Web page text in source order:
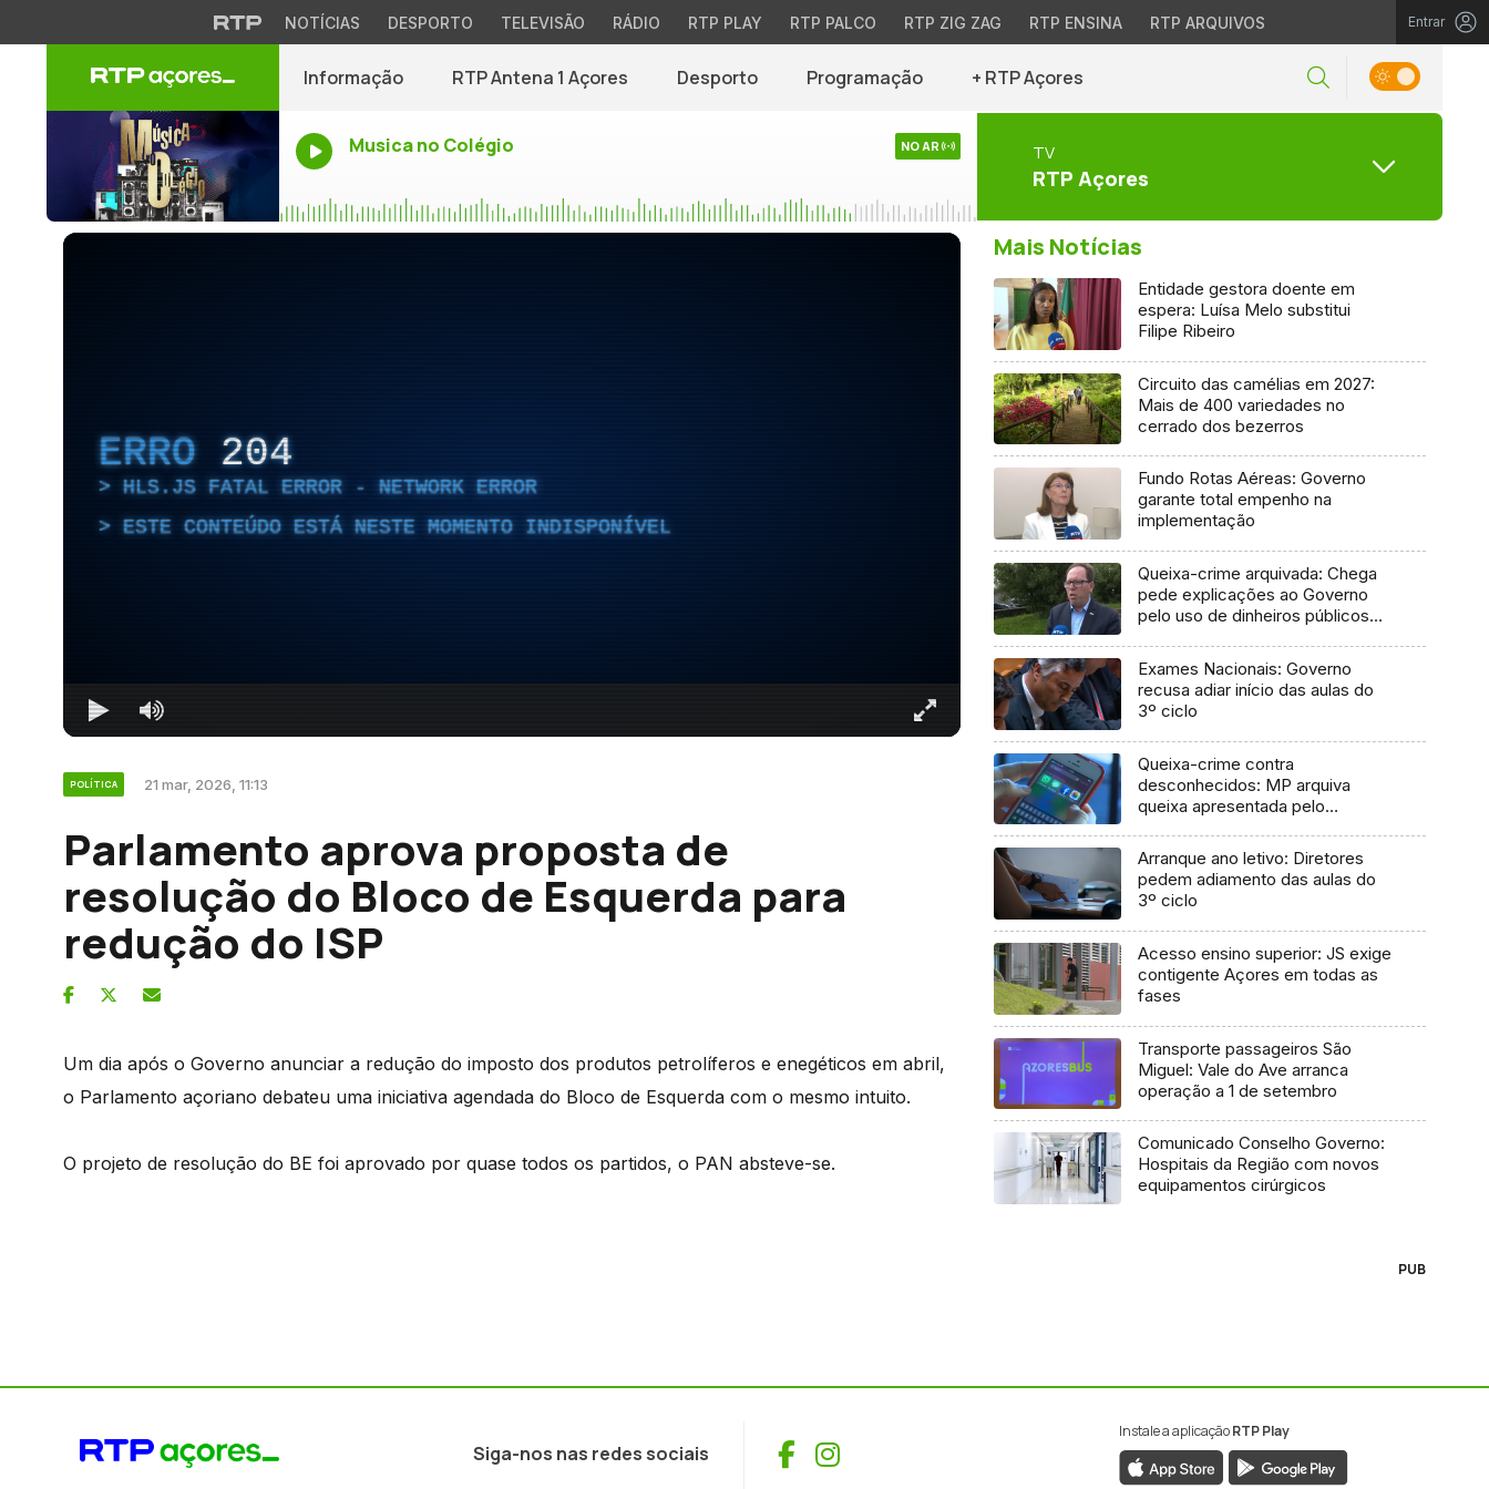
NOTÍCIAS DESPORTO TELEVISÃO RÁDIO RTP PLAY RTP PALCO RTP ZIG ZAG RTP ENSINA RTP ARQUIVOS Entrar
Informação RTP Antena 1 Açores Desporto Programação + RTP Açores
Musica no Colégio NO AR TV
RTP Açores
ERRO 204
HLS.JS FATAL ERROR - NETWORK ERROR
ESTE CONTEÚDO ESTÁ NESTE MOMENTO INDISPONÍVEL
POLÍTICA 21 mar, 2026, 11:13
Parlamento aprova proposta de
resolução do Bloco de Esquerda para
redução do ISP
Um dia após o Governo anunciar a redução do imposto dos produtos petrolíferos e enegéticos em abril,
o Parlamento açoriano debateu uma iniciativa agendada do Bloco de Esquerda com o mesmo intuito.
O projeto de resolução do BE foi aprovado por quase todos os partidos, o PAN absteve-se.
Mais Notícias
Entidade gestora doente em
espera: Luísa Melo substitui
Filipe Ribeiro
Circuito das camélias em 2027:
Mais de 400 variedades no
cerrado dos bezerros
Fundo Rotas Aéreas: Governo
garante total empenho na
implementação
Queixa-crime arquivada: Chega
pede explicações ao Governo
pelo uso de dinheiros públicos
Exames Nacionais: Governo
recusa adiar início das aulas do
3º ciclo
Queixa-crime contra
desconhecidos: MP arquiva
queixa apresentada pelo
Arranque ano letivo: Diretores
pedem adiamento das aulas do
3º ciclo
Acesso ensino superior: JS exige
contigente Açores em todas as
fases
Transporte passageiros São
Miguel: Vale do Ave arranca
operação a 1 de setembro
Comunicado Conselho Governo:
Hospitais da Região com novos
equipamentos cirúrgicos
PUB
Siga-nos nas redes sociais Facebook
Instagram
Instale a aplicaçãoRTP Play